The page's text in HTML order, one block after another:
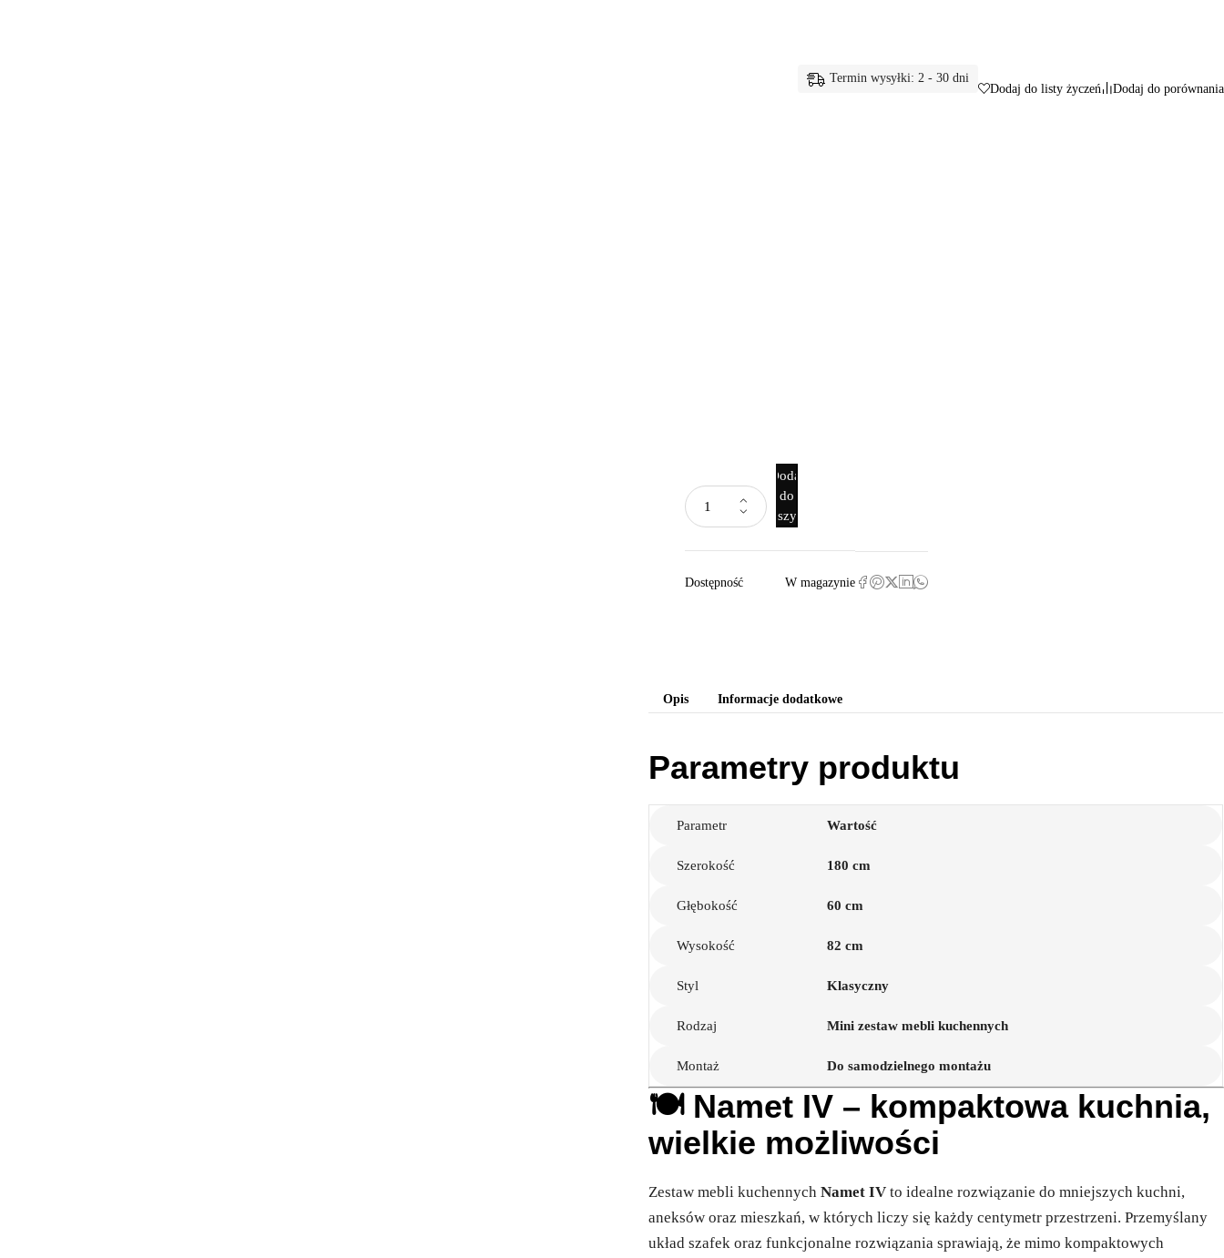
Dodaj
do
koszyka
Termin wysyłki: 2 - 30 dni
Dodaj do listy życzeń Dodaj do porównania
Dostępność W magazynie
Opis Informacje dodatkowe
Parametry produktu
Parametr Wartość
Szerokość 180 cm
Głębokość 60 cm
Wysokość 82 cm
Styl Klasyczny
Rodzaj Mini zestaw mebli kuchennych
Montaż Do samodzielnego montażu
🍽️ Namet IV – kompaktowa kuchnia,
wielkie możliwości
Zestaw mebli kuchennychNamet IV to idealne rozwiązanie do mniejszych kuchni,
aneksów oraz mieszkań, w których liczy się każdy centymetr przestrzeni. Przemyślany
układ szafek oraz funkcjonalne rozwiązania sprawiają, że mimo kompaktowych